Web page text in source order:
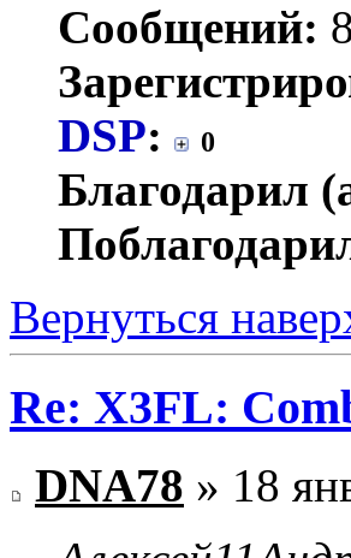
Сообщений: 8
DSP: 0
Благодарил
Вернуться
Re: X3FL:
DNA78 » 18